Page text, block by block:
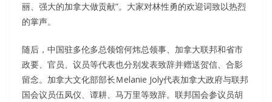
丽、强大的加拿大做贡献”。大家对林性勇的欢迎词致以热烈
的掌声。
随后，中国驻多伦多总领馆何炜总领事、加拿大联邦和省市
政要、官员、议员等代表也分别发表致辞并赠送贺信、合影
留念。加拿大文化部部长Ｍelanie Joly代表加拿大政府与联邦
国会议员伍凤仪、谭耕、马万里等致辞。联邦国会参议员胡